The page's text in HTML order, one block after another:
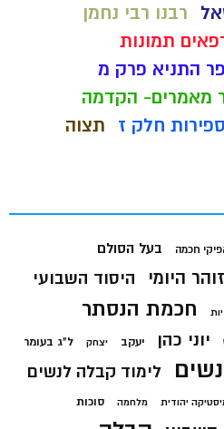
רבנו רבי נחמן
תמונות
התניא פרק מ
מאמרים- הקדמה
חלק ז
תצוה
חכמה בעל הסולם
היומי היסוד השבועי
חכמת הנסתר
יוני כהן יעקב יצחק ל"ג בעומר
לימוד קבלה לנשים
יהודית מלחמה סוכות